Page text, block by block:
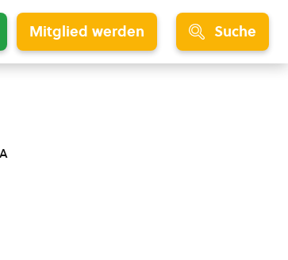
Mitglied werden Suche